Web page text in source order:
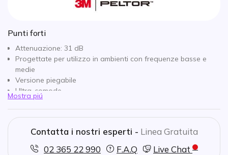
Punti forti
Attenuazione: 31 dB
Progettate per utilizzo in ambienti con frequenze basse e
medie
Versione piegabile
Ultra-comode
Mostra piú
Contatta i nostri esperti - Linea Gratuita
02 365 22 990
F.A.Q Live Chat